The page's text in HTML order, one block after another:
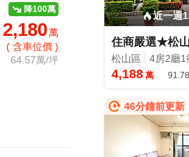
降100萬
2,180萬
( 含車位價 )
64.57萬/坪
近一週
松山區 4房2廳1
4,188 萬
46分鐘前更新